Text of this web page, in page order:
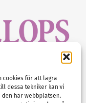
cookies för att lagra
dessa tekniker kan vi
den här webbplatsen.